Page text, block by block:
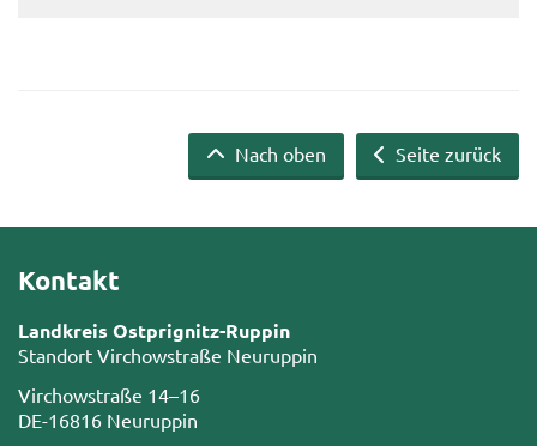
Seite zurück
Nach oben
Kontakt
Landkreis Ostprignitz-Ruppin
Standort Virchowstraße Neuruppin
Virchowstraße 14–16
DE-16816 Neuruppin